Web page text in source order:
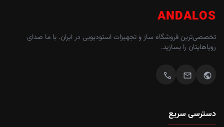
ANDALOS
تخصصی‌ترین فروشگاه ساز و تجهیزات استودیویی در ایران. با ما صدای
رویاهایتان را بسازید.
public
mail
call
دسترسی سریع